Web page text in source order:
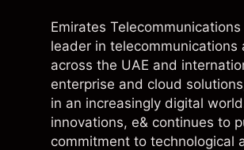
Emirates
leader in
across the UAE and
enterprise and cloud
in an increasingly digital
innovations, e& continues to
commitment to technological